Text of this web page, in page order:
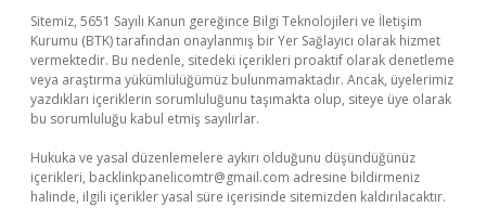
Sitemiz, 5651 Sayılı Kanun gereğince Bilgi Teknolojileri ve İletişim
Kurumu (BTK) tarafından onaylanmış bir Yer Sağlayıcı olarak hizmet
vermektedir. Bu nedenle, sitedeki içerikleri proaktif olarak denetleme
veya araştırma yükümlülüğümüz bulunmamaktadır. Ancak, üyelerimiz
yazdıkları içeriklerin sorumluluğunu taşımakta olup, siteye üye olarak
bu sorumluluğu kabul etmiş sayılırlar.
Hukuka ve yasal düzenlemelere aykırı olduğunu düşündüğünüz
içerikleri, backlinkpanelicomtr@gmail.com adresine bildirmeniz
halinde, ilgili içerikler yasal süre içerisinde sitemizden kaldırılacaktır.